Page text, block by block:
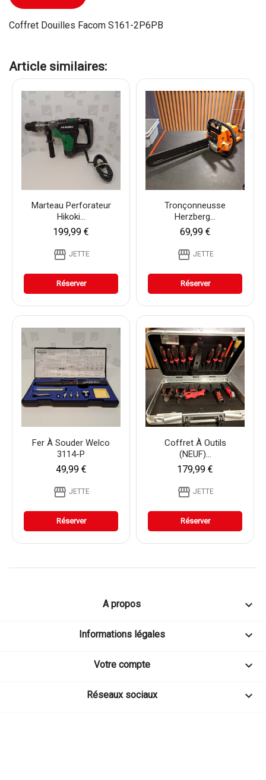
Coffret Douilles Facom S161-2P6PB
Article similaires:
Marteau Perforateur
Hikoki...
199,99 €
storefront JETTE
Réserver
Tronçonneusse
Herzberg...
69,99 €
storefront JETTE
Réserver
Fer À Souder Welco
3114-P
49,99 €
storefront JETTE
Réserver
Coffret À Outils
(NEUF)...
179,99 €
storefront JETTE
Réserver
A propos 
Informations légales 
Votre compte 
Réseaux sociaux 